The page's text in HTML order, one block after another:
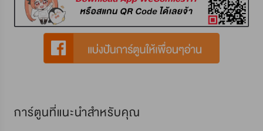
การ์ตูนที่แนะนำสำหรับคุณ